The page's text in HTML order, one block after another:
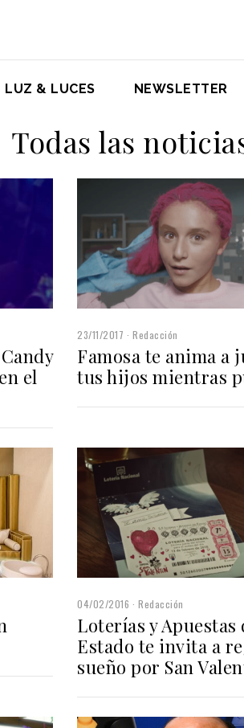
LUZ & LUCES NEWSLETTER
Todas las
el
23/11/2017 Redacción
Famosa te anima a
tus hijos mientras
04/02/2016 Redacción
Loterías y Apuestas
Estado te invita a
sueño por San